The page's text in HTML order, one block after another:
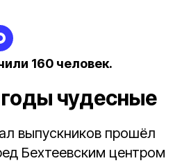
160 человек.
чудесные
выпускников прошёл
Бехтеевским центром